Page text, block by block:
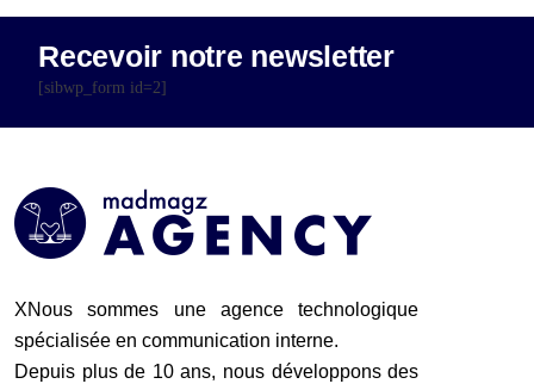
Recevoir notre newsletter
[sibwp_form id=2]
XNous sommes une agence technologique
spécialisée en communication interne.
Depuis plus de 10 ans, nous développons des